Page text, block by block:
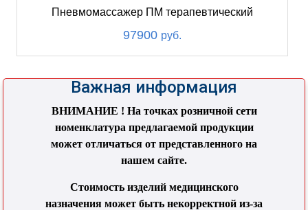
Пневмомассажер ПМ терапевтический
97900 руб.
Важная информация
ВНИМАНИЕ ! На точках розничной сети
номенклатура предлагаемой продукции
может отличаться от представленного на
нашем сайте.
Стоимость изделий медицинского
назначения может быть некорректной из-за